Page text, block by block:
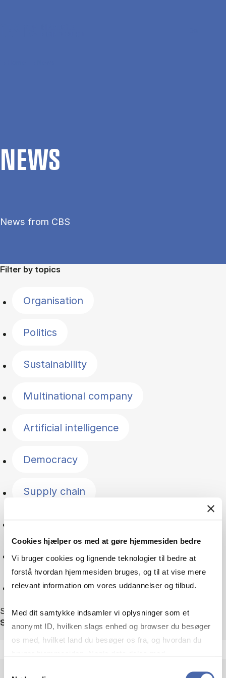
Cookies hjælper os med at gøre hjemmesiden bedre
Vi bruger cookies og lignende teknologier til bedre at
forstå hvordan hjemmesiden bruges, og til at vise mere
relevant information om vores uddannelser og tilbud.
Med dit samtykke indsamler vi oplysninger som et
anonymt ID, hvilken slags enhed og browser du besøger
os med, hvilket land du besøger os fra, og hvordan du
NEWS
News from CBS
Filter by topics
Organisation
Politics
Sustainability
Multinational company
Artificial intelligence
Democracy
Supply chain
Geopolitics
Green transition
Reset
Showing 75 out of 75 news
Sortér efter